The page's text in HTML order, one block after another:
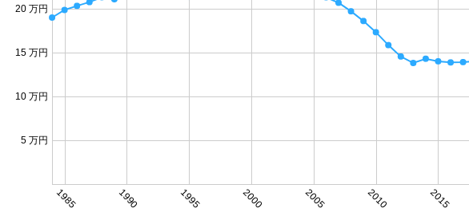
1985 1990 1995 2000 2005 2010 2015
5 万円
10 万円
15 万円
20 万円